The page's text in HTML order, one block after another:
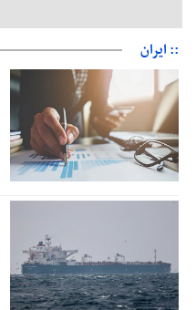
:: ایران